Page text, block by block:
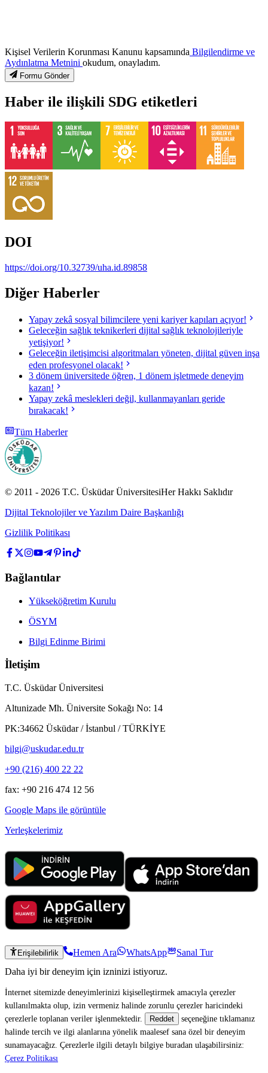
Kişisel Verilerin Korunması Kanunu kapsamında Bilgilendirme ve
Aydınlatma Metnini okudum, onayladım.
Formu Gönder
Haber ile ilişkili SDG etiketleri
DOI
https://doi.org/10.32739/uha.id.89858
Diğer Haberler
Yapay zekâ sosyal bilimcilere yeni kariyer kapıları açıyor!
Geleceğin sağlık teknikerleri dijital sağlık teknolojileriyle
yetişiyor!
Geleceğin iletişimcisi algoritmaları yöneten, dijital güven inşa
eden profesyonel olacak!
3 dönem üniversitede öğren, 1 dönem işletmede deneyim
kazan!
Yapay zekâ meslekleri değil, kullanmayanları geride
bırakacak!
Tüm Haberler
© 2011 - 2026 T.C. Üsküdar ÜniversitesiHer Hakkı Saklıdır
Dijital Teknolojiler ve Yazılım Daire Başkanlığı
Gizlilik Politikası
Bağlantılar
Yükseköğretim Kurulu
ÖSYM
Bilgi Edinme Birimi
İletişim
T.C. Üsküdar Üniversitesi
Altunizade Mh. Üniversite Sokağı No: 14
PK:34662 Üsküdar / İstanbul / TÜRKİYE
bilgi@uskudar.edu.tr
+90 (216) 400 22 22
fax: +90 216 474 12 56
Google Maps ile görüntüle
Yerleşkelerimiz
Erişilebilirlik Hemen Ara WhatsApp
Sanal Tur
Daha iyi bir deneyim için izninizi istiyoruz.
İnternet sitemizde deneyimlerinizi kişiselleştirmek amacıyla çerezler
kullanılmakta olup, izin vermeniz halinde zorunlu çerezler haricindeki
çerezlerle toplanan veriler işlenmektedir.
Reddet
seçeneğine tıklamanız
halinde tercih ve ilgi alanlarına yönelik maalesef sana özel bir deneyim
sunamayacağız. Çerezlerle ilgili detaylı bilgiye buradan ulaşabilirsiniz:
Çerez Politikası